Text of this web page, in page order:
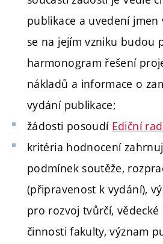
publikace a uvedení jmen
se na jejím vzniku budou
harmonogram řešení
nákladů a informace o
vydání publikace;
žádosti posoudí Ediční
kritéria hodnocení
podmínek soutěže,
(připravenost k vydání),
pro rozvoj tvůrčí, vědecké
činnosti fakulty, význam